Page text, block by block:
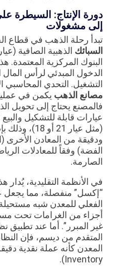
دورة الإنتاج: السيطرة
إلى مشغولات
تبدأ رحلة الذهب في قطاع
السبائك الذهبية الصافية (عيار 24) من
البنوك المركزية المعتمدة.
الدخول المبدئي لرأس المال
التشغيل. التحدي المحاسبي
مصانع الذهب يكمن في
فالمصنع يحتاج إلى تحويل
عيارات قابلة للتشكيل
(مثل عيار 21
ودقيقة من المعادن
الفضة) وفقاً للمعادلات
الصارمة.
في الأنظمة التقليدية، يُدار
“إكسل” منفصلة، مما يجعل
الفعلي للمعدن شبه
أجزاء من الغرامات تحت
غير المبرر”. أما عند تطبيق
المتقدم من ديسم، فإن
Inventory).